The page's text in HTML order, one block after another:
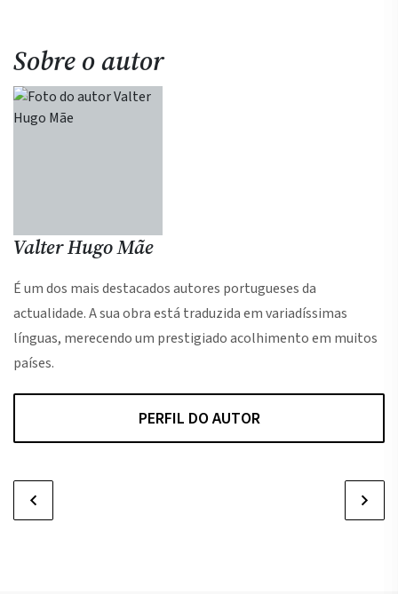
Sobre o autor
Valter Hugo Mãe
É um dos mais destacados autores portugueses da
actualidade. A sua obra está traduzida em variadíssimas
línguas, merecendo um prestigiado acolhimento em muitos
países.
PERFIL DO AUTOR